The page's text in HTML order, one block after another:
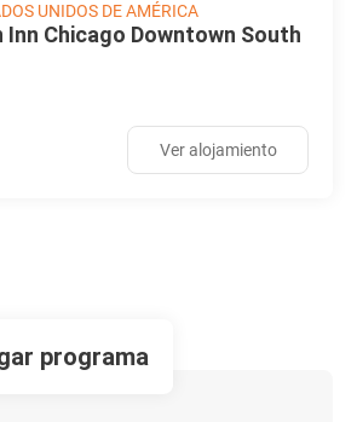
UNIDOS DE AMÉRICA
Inn Chicago Downtown South
Ver alojamiento
programa